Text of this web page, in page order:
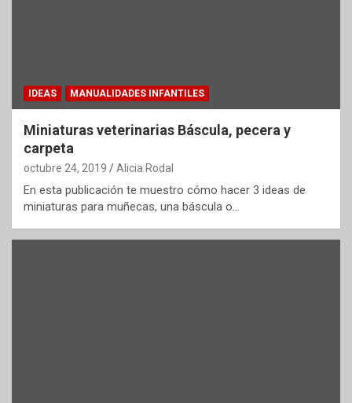
IDEAS MANUALIDADES INFANTILES
Miniaturas veterinarias Báscula, pecera y
carpeta
octubre 24, 2019 Alicia Rodal
En esta publicación te muestro cómo hacer 3 ideas de
miniaturas para muñecas, una báscula o…